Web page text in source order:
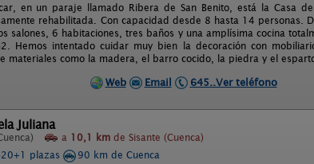
en un paraje llamado Ribera de San Benito, está la Casa
rehabilitada. Con capacidad desde 8 hasta 14 personas.
salones, 6 habitaciones, tres baños y una amplísima cocina
Hemos intentado cuidar muy bien la decoración con
materiales como la madera, el barro cocido, la piedra y el
Web
Email 645..Ver teléfono
Juliana
a 10,1 km de Sisante (Cuenca)
plazas
90 km de Cuenca